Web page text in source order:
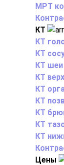
МРТ
КТ
КТ
КТ
КТ шеи
КТ
КТ
КТ
КТ
КТ
КТ
Цены